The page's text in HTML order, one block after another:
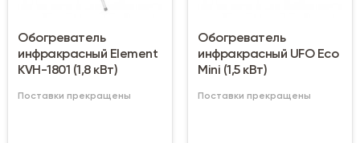
Обогреватель
инфракрасный Element
KVH-1801 (1,8 кВт)
Поставки прекращены
Обогреватель
инфракрасный UFO Eco
Mini (1,5 кВт)
Поставки прекращены